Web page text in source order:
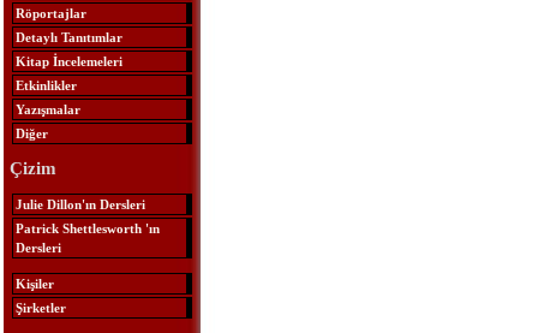
Röportajlar
Detaylı Tanıtımlar
Kitap İncelemeleri
Etkinlikler
Yazışmalar
Diğer
Çizim
Julie Dillon'ın Dersleri
Patrick Shettlesworth 'ın
Dersleri
Kişiler
Şirketler